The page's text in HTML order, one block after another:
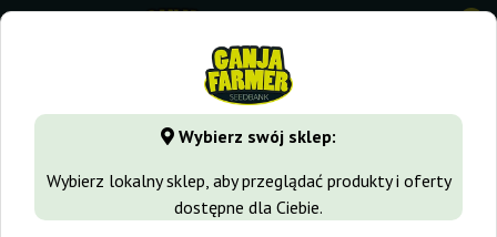
Wybierz swój sklep:
Wybierz lokalny sklep, aby przeglądać produkty i oferty
dostępne dla Ciebie.
0
GanjaFarmer.com.pl Blog
Historia medycznego użycia